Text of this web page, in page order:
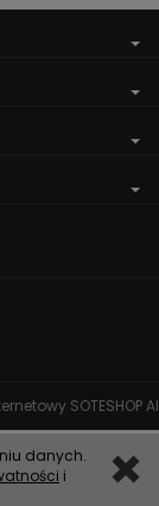
SOTESHOP AI
danych.
i